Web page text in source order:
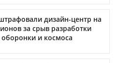
дизайн-центр на
за срыв разработки
и космоса